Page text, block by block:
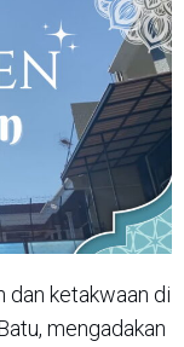
dan ketakwaan di
mengadakan